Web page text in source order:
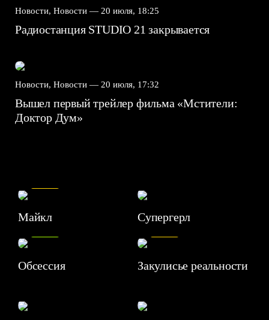
Новости, Новости — 20 июля, 18:25
Радиостанция STUDIO 21 закрывается
Новости, Новости — 20 июля, 17:32
Вышел первый трейлер фильма «Мстители:
Доктор Дум»
Майкл Супергерл
Обсессия
7.1
Закулисье реальности